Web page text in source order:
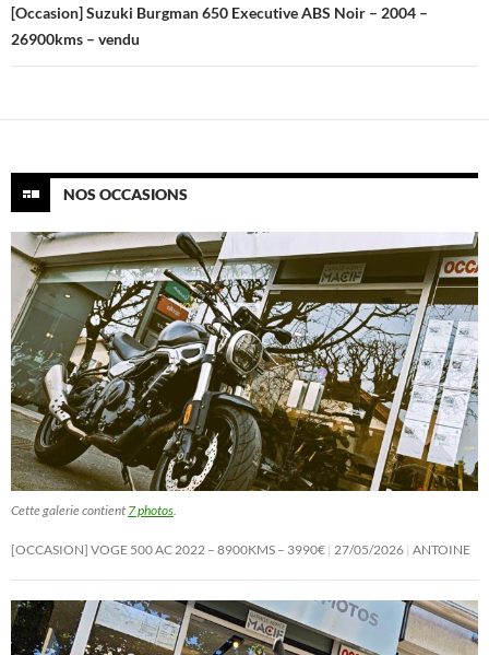
[Occasion] Suzuki Burgman 650 Executive ABS Noir – 2004 –
26900kms – vendu
NOS OCCASIONS
Cette galerie contient 7 photos
[OCCASION] VOGE 500 AC 2022 – 8900KMS – 3990€ 27/05/2026 ANTOINE